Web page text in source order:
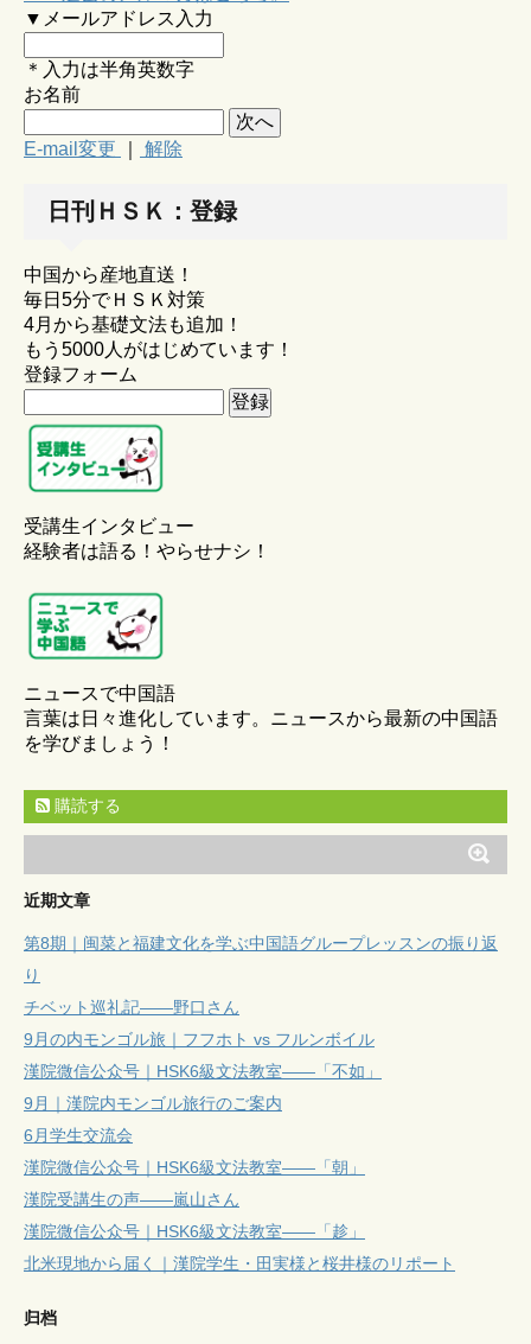
▼メールアドレス入力
＊入力は半角英数字
お名前
E-mail変更 解除
日刊ＨＳＫ：登録
中国から産地直送！
毎日5分でＨＳＫ対策
4月から基礎文法も追加！
もう5000人がはじめています！
登録フォーム
受講生インタビュー
経験者は語る！やらせナシ！
ニュースで中国語
言葉は日々進化しています。ニュースから最新の中国語
を学びましょう！
購読する
近期文章
第8期｜闽菜と福建文化を学ぶ中国語グループレッスンの振り返
り
チベット巡礼記——野口さん
9月の内モンゴル旅｜フフホト vs フルンボイル
漢院微信公众号｜HSK6級文法教室——「不如」
9月｜漢院内モンゴル旅行のご案内
6月学生交流会
漢院微信公众号｜HSK6級文法教室——「朝」
漢院受講生の声——嵐山さん
漢院微信公众号｜HSK6級文法教室——「趁」
北米現地から届く｜漢院学生・田実様と桜井様のリポート
归档